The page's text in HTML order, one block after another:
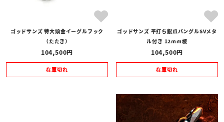
ゴッドサンズ 特大頭金イーグルフック
（たたき）
104,500
在庫切れ
ゴッドサンズ 平打ち銀爪バングルSVメタ
ル付き 12mm板
104,500
在庫切れ